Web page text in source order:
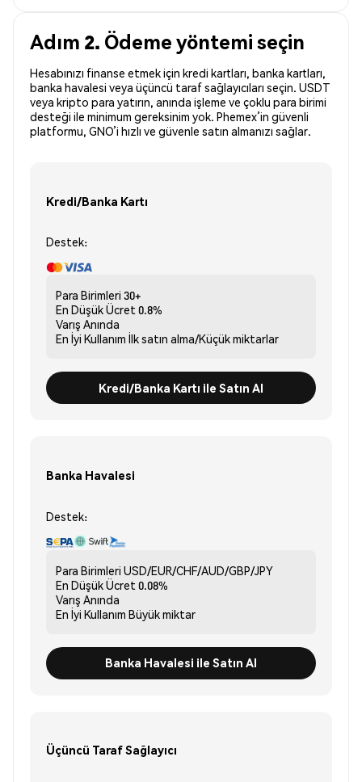
Adım 2. Ödeme yöntemi seçin
Hesabınızı finanse etmek için kredi kartları, banka kartları,
banka havalesi veya üçüncü taraf sağlayıcıları seçin. USDT
veya kripto para yatırın, anında işleme ve çoklu para birimi
desteği ile minimum gereksinim yok. Phemex’in güvenli
platformu, GNO’i hızlı ve güvenle satın almanızı sağlar.
Kredi/Banka Kartı
Destek:
Para Birimleri 30+
En Düşük Ücret 0.8%
Varış Anında
En İyi Kullanım İlk satın alma/Küçük miktarlar
Kredi/Banka Kartı ile Satın Al
Banka Havalesi
Destek:
Para Birimleri USD/EUR/CHF/AUD/GBP/JPY
En Düşük Ücret 0.08%
Varış Anında
En İyi Kullanım Büyük miktar
Banka Havalesi ile Satın Al
Üçüncü Taraf Sağlayıcı